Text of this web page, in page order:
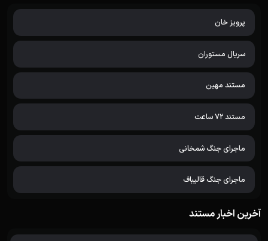
پرویز خان
سریال مستوران
مستند مهین
مستند 72 ساعت
ماجرای جنگ شمخانی
ماجرای جنگ قالیباف
آخرین اخبار مستند